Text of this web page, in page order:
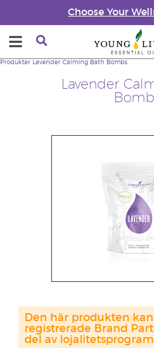
Choose Your
Lavender
Produkter Lavender Calming Bath Bombs
Den här produkten
registrerade Brand
del av